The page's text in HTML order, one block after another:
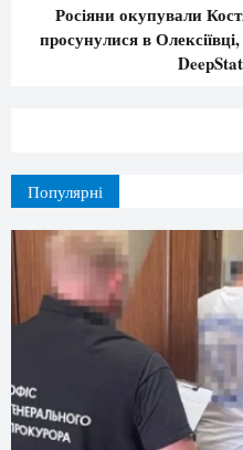
Росіяни окупували
просунулися в
Популярні